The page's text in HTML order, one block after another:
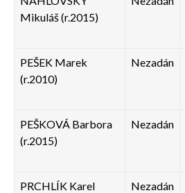
Mikuláš (r.2015)
PEŠEK Marek
(r.2010)
Nezadán
PEŠKOVÁ Barbora
(r.2015)
Nezadán
PRCHLÍK Karel
Nezadán